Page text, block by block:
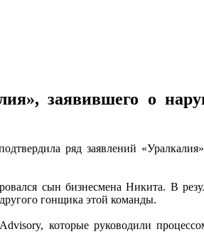
заявившего о
ряд заявлений
сын бизнесмена Никита. В
гонщика этой команды.
которые руководили